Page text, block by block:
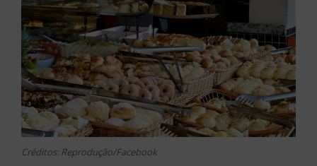
Créditos: Reprodução/Facebook